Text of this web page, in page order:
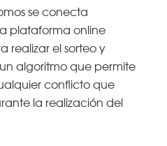
se conecta
plataforma online
realizar el sorteo y
algoritmo que permite
conflicto que
la realización del